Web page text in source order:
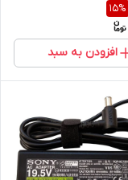
15%
افزودن به سبد